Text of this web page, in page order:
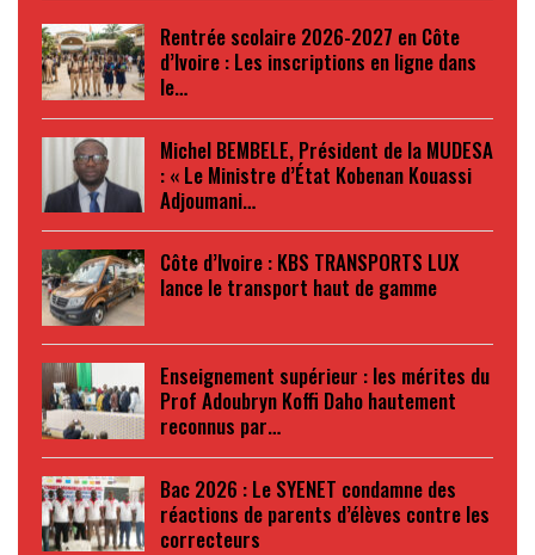
Rentrée scolaire 2026-2027 en Côte
d’Ivoire : Les inscriptions en ligne dans
le…
Michel BEMBELE, Président de la MUDESA
: « Le Ministre d’État Kobenan Kouassi
Adjoumani…
Côte d’Ivoire : KBS TRANSPORTS LUX
lance le transport haut de gamme
Enseignement supérieur : les mérites du
Prof Adoubryn Koffi Daho hautement
reconnus par…
Bac 2026 : Le SYENET condamne des
réactions de parents d’élèves contre les
correcteurs